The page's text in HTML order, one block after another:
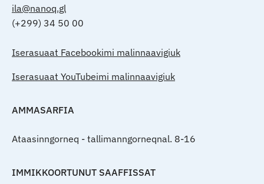
ila@nanoq.gl
(+299) 34 50 00
Iserasuaat Facebookimi malinnaavigiuk
Iserasuaat YouTubeimi malinnaavigiuk
AMMASARFIA
Ataasinngorneq - tallimanngorneqnal. 8-16
IMMIKKOORTUNUT SAAFFISSAT